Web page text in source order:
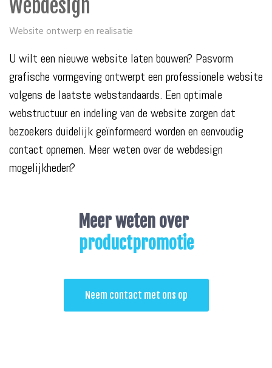
Webdesign
Website ontwerp en realisatie
U wilt een nieuwe website laten bouwen? Pasvorm
grafische vormgeving ontwerpt een professionele website
volgens de laatste webstandaards. Een optimale
webstructuur en indeling van de website zorgen dat
bezoekers duidelijk geïnformeerd worden en eenvoudig
contact opnemen. Meer weten over de webdesign
mogelijkheden?
Meer weten over
productpromotie
Neem contact met ons op